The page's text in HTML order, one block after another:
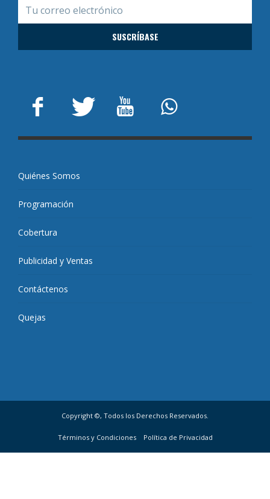
Quiénes Somos
Programación
Cobertura
Publicidad y Ventas
Contáctenos
Quejas
Copyright ©, Todos los Derechos Reservados.
Términos y Condiciones Política de Privacidad